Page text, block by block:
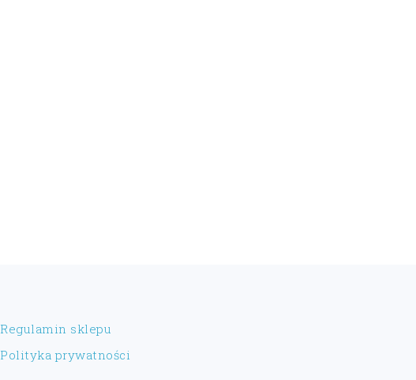
Regulamin sklepu
Polityka prywatności